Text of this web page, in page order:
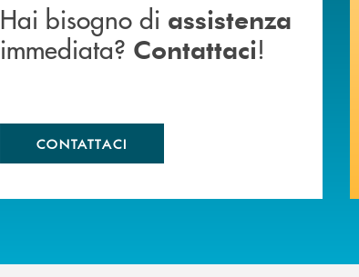
Hai bisogno di assistenza
immediata? Contattaci!
CONTATTACI